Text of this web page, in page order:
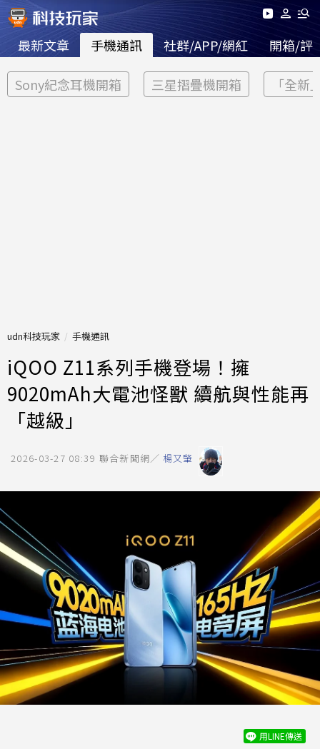
最新文章 手機通訊 社群/APP/網紅 開箱/評
Sony紀念耳機開箱 三星摺疊機開箱 「全新
udn科技玩家 手機通訊
iQOO Z11系列手機登場！擁
9020mAh大電池怪獸 續航與性能再
「越級」
2026-03-27 08:39 聯合新聞網／ 楊又肇
用LINE傳送